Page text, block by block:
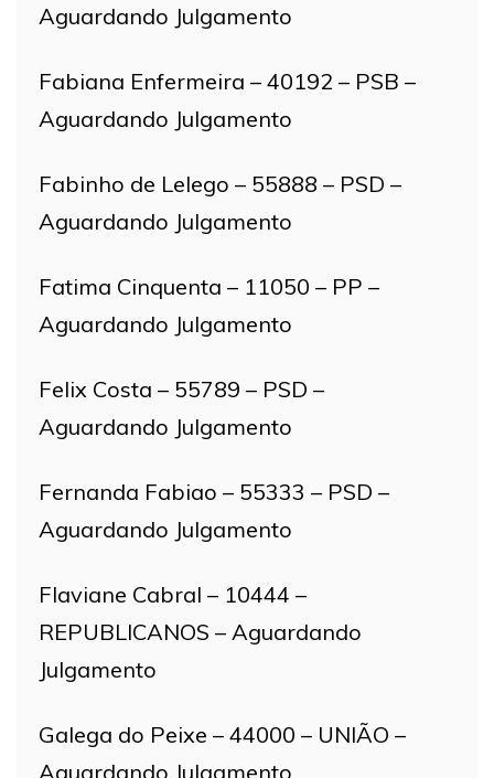
Aguardando Julgamento
Fabiana Enfermeira – 40192 – PSB –
Aguardando Julgamento
Fabinho de Lelego – 55888 – PSD –
Aguardando Julgamento
Fatima Cinquenta – 11050 – PP –
Aguardando Julgamento
Felix Costa – 55789 – PSD –
Aguardando Julgamento
Fernanda Fabiao – 55333 – PSD –
Aguardando Julgamento
Flaviane Cabral – 10444 –
REPUBLICANOS – Aguardando
Julgamento
Galega do Peixe – 44000 – UNIÃO –
Aguardando Julgamento